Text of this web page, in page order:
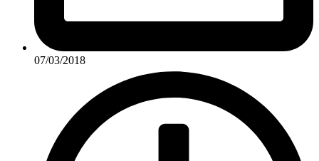
07/03/2018